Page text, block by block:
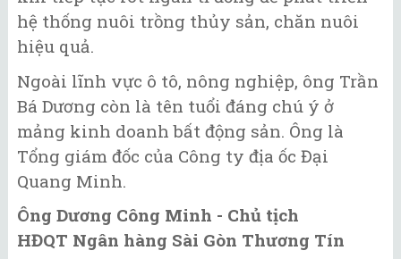
hệ thống nuôi trồng thủy sản, chăn nuôi
hiệu quả.
Ngoài lĩnh vực ô tô, nông nghiệp, ông Trần
Bá Dương còn là tên tuổi đáng chú ý ở
mảng kinh doanh bất động sản. Ông là
Tổng giám đốc của Công ty địa ốc Đại
Quang Minh.
Ông Dương Công Minh - Chủ tịch
HĐQT Ngân hàng Sài Gòn Thương Tín